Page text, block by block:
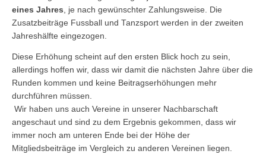
eines Jahres , je nach gewünschter Zahlungsweise. Die
Zusatzbeiträge Fussball und Tanzsport werden in der zweiten
Jahreshälfte eingezogen.
Diese Erhöhung scheint auf den ersten Blick hoch zu sein,
allerdings hoffen wir, dass wir damit die nächsten Jahre über die
Runden kommen und keine Beitragserhöhungen mehr
durchführen müssen.
Wir haben uns auch Vereine in unserer Nachbarschaft
angeschaut und sind zu dem Ergebnis gekommen, dass wir
immer noch am unteren Ende bei der Höhe der
Mitgliedsbeiträge im Vergleich zu anderen Vereinen liegen.